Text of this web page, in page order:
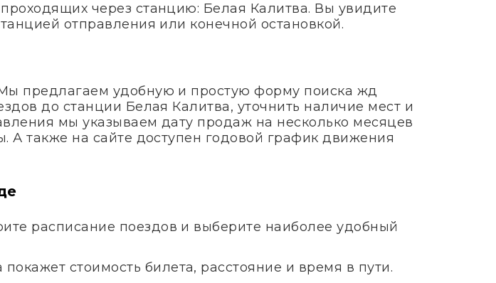
через станцию: Белая Калитва. Вы увидите
отправления или конечной остановкой.
предлагаем удобную и простую форму поиска жд
до станции Белая Калитва, уточнить наличие мест и
мы указываем дату продаж на несколько месяцев
также на сайте доступен годовой график движения
расписание поездов и выберите наиболее удобный
стоимость билета, расстояние и время в пути.